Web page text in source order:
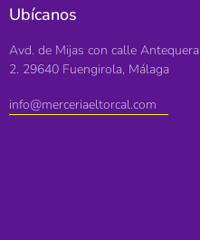
Ubícanos
Avd. de Mijas con calle Antequera
2. 29640 Fuengirola, Málaga
info@merceriaeltorcal.com